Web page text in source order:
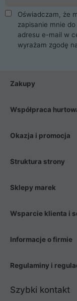
Oświadczam, że
zapisanie mnie
adresu e-mail w
wyrażam zgodę
Zakupy
Współpraca
Okazja i promocja
Struktura strony
Sklepy marek
Wsparcie klienta i
Informacje o firmie
Regulaminy i
Szybki kontakt